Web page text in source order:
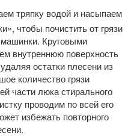
тряпку водой и насыпаем
чтобы почистить от грязи
Круговыми
внутреннюю поверхность
остатки плесени из
количество грязи
части люка стирального
проводим по всей его
избежать повторного